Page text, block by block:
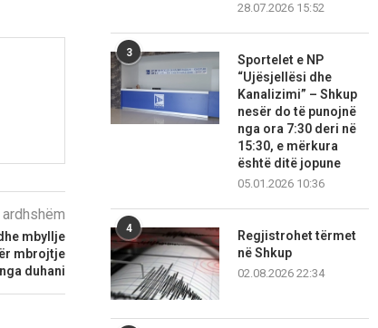
mbyllje
mbrojtje
nga duhani
28.07.2026 15:52
3
Sportelet e NP
“Ujësjellësi dhe
Kanalizimi” – Shkup
nesër do të punojnë
nga ora 7:30 deri në
15:30, e mërkura
është ditë jopune
05.01.2026 10:36
4
Regjistrohet tërmet
në Shkup
02.08.2026 22:34